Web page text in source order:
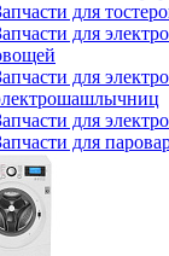
для
для
для
для
для